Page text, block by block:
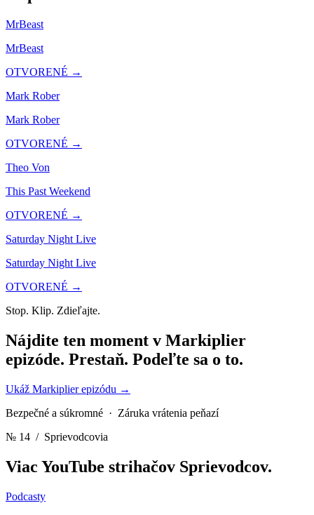
MrBeast
MrBeast
OTVORENÉ →
Mark Rober
Mark Rober
OTVORENÉ →
Theo Von
This Past Weekend
OTVORENÉ →
Saturday Night Live
Saturday Night Live
OTVORENÉ →
Stop. Klip. Zdieľajte.
Nájdite ten moment v Markiplier
epizóde. Prestaň. Podeľte sa o to.
Ukáž Markiplier epizódu →
Bezpečné a súkromné · Záruka vrátenia peňazí
№ 14 / Sprievodcovia
Viac YouTube strihačov Sprievodcov.
Podcasty